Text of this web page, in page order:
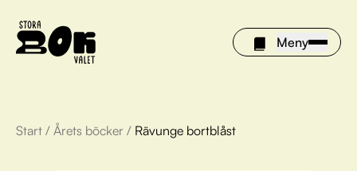
Meny
Årets böcker
Start / Årets böcker / Rävunge bortblåst